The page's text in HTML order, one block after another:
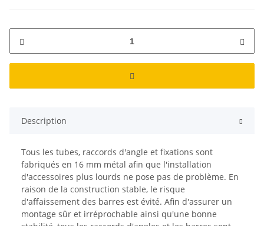
Description
Tous les tubes, raccords d'angle et fixations sont
fabriqués en 16 mm métal afin que l'installation
d'accessoires plus lourds ne pose pas de problème. En
raison de la construction stable, le risque
d'affaissement des barres est évité. Afin d'assurer un
montage sûr et irréprochable ainsi qu'une bonne